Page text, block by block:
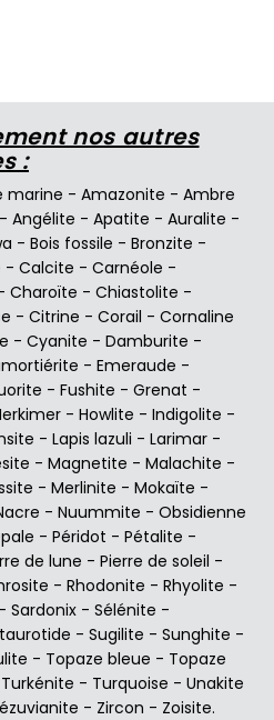
nos autres
:
marine - Amazonite - Ambre
- Angélite - Apatite - Auralite -
- Bois fossile - Bronzite -
- Calcite - Carnéole -
Charoïte - Chiastolite -
- Citrine - Corail - Cornaline
- Cyanite - Damburite -
- Emeraude -
- Fushite - Grenat -
- Howlite - Indigolite -
- Lapis lazuli - Larimar -
- Magnetite - Malachite -
- Merlinite - Mokaïte -
- Nuummite - Obsidienne
- Péridot - Pétalite -
de lune - Pierre de soleil -
- Rhodonite - Rhyolite -
- Sardonix - Sélénite -
- Sugilite - Sunghite -
- Topaze bleue - Topaze
Turkénite - Turquoise - Unakite
- Zircon - Zoisite.